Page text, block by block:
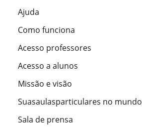
Ajuda
Como funciona
Acesso professores
Acesso a alunos
Missão e visão
Suasaulasparticulares no mundo
Sala de prensa